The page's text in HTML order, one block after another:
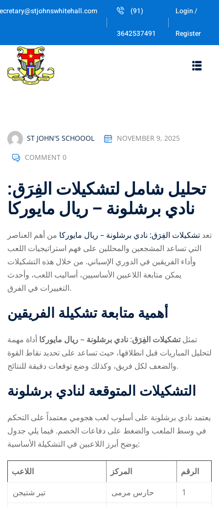
Skip
(91)
3642537491
Login /
Register
ST JOHN'S SCHOOOL NOVEMBER 9, 2025
COMMENT 0
تحليل شامل لتشكيلات الفِرَق:
نادي برشلونة – ريال مايوركا
تعد تشكيلات الفِرَق: نادي برشلونة – ريال مايوركا من أهم العناصر
التي تساعد المشجعين والمحللين على فهم استراتيجيات اللعب
وأداء الفريقين في الدوري الإسباني. من خلال هذه التشكيلات
يمكن متابعة اللاعبين الأساسيين، أساليب اللعب، وأحدث
التغييرات في الفرق.
أهمية متابعة تشكيلة الفريقين
تمثلتشكيلات الفِرَق: نادي برشلونة – ريال مايوركا أداة مهمة
لتحليل المباريات قبل انطلاقها، حيث تساعد على تحديد نقاط القوة
والضعف لكل فريق، وكذلك وضع توقعات دقيقة للنتائج.
التشكيلات المتوقعة لنادي برشلونة
يعتمد نادي برشلونة على أسلوب لعب هجومي معتمداً على التحكم
في وسط الملعب والضغط على دفاعات الخصم. فيما يلي جدول
يوضح أبرز اللاعبين في التشكيلة الأساسية:
اللاعب المركز
الرقم
تير شتيجن
حارس مرمى
1